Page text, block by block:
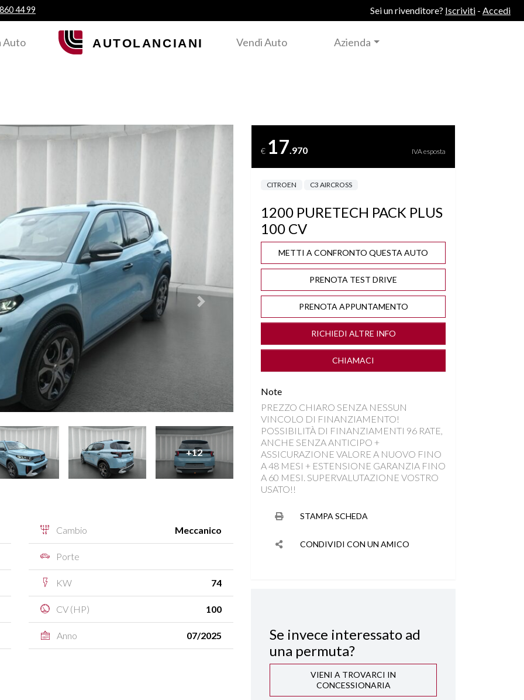
44 99 Sei un rivenditore? Iscriviti - Accedi
Auto Vendi Auto Azienda
Successivo
+12
Cambio Meccanico
Porte
KW 74
CV (HP) 100
Anno 07/2025
€ 17.970 IVA esposta
CITROEN C3 AIRCROSS
1200 PURETECH PACK PLUS
100 CV
METTI A CONFRONTO QUESTA AUTO
PRENOTA TEST DRIVE
PRENOTA APPUNTAMENTO
RICHIEDI ALTRE INFO
CHIAMACI
Note
PREZZO CHIARO SENZA NESSUN
VINCOLO DI FINANZIAMENTO!
POSSIBILITÀ DI FINANZIAMENTI 96 RATE,
ANCHE SENZA ANTICIPO +
ASSICURAZIONE VALORE A NUOVO FINO
A 48 MESI + ESTENSIONE GARANZIA FINO
A 60 MESI. SUPERVALUTAZIONE VOSTRO
USATO!!
STAMPA SCHEDA
CONDIVIDI CON UN AMICO
Se invece interessato ad
una permuta?
VIENI A TROVARCI IN
CONCESSIONARIA